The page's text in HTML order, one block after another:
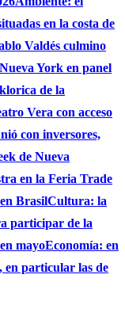
en la costa de
Valdés culmino
York en panel
de la
Vera con acceso
con inversores,
de Nueva
en la Feria Trade
BrasilCultura: la
participar de la
mayoEconomía: en
en particular las de